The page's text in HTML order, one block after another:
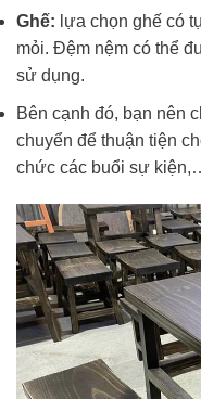
Ghế: lựa chọn ghế có
mỏi. Đệm nệm có thể
sử dụng.
Bên cạnh đó, bạn nên
chuyển để thuận tiện
chức các buổi sự